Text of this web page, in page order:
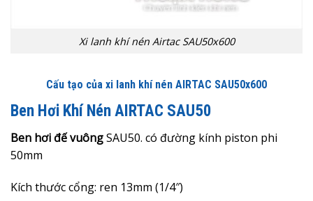
Xi lanh khí nén Airtac SAU50x600
Cấu tạo của xi lanh khí nén AIRTAC SAU50x600
Ben Hơi Khí Nén AIRTAC SAU50
Ben hơi đế vuôngSAU50. có đường kính piston phi
50mm
Kích thước cổng: ren 13mm (1/4″)